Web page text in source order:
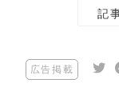
記
広告掲載